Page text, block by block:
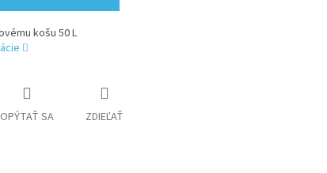
košu 50 L
OPÝTAŤ SA ZDIEĽAŤ